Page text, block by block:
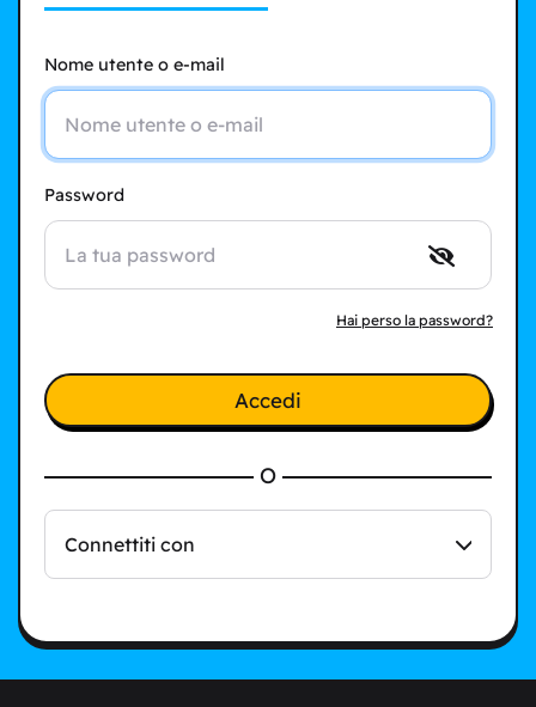
Nome utente o e-mail
Password
Hai perso la password?
Accedi
O
Connettiti con